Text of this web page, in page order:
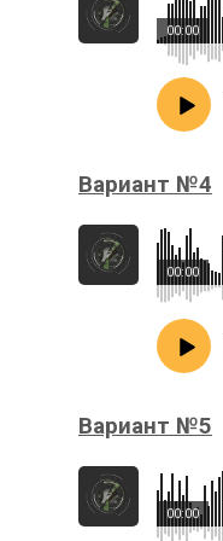
00:00
Вариант №4
00:00
Вариант №5
00:00